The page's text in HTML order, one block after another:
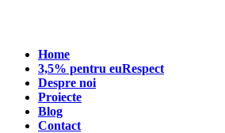
Home
3,5% pentru euRespect
Despre noi
Proiecte
Blog
Contact